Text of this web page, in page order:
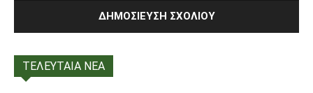
ΤΕΛΕΥΤΑΙΑ ΝΕΑ